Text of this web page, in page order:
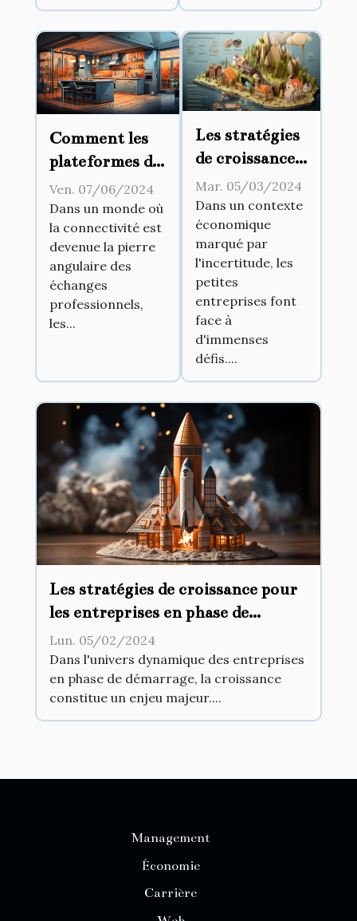
Comment les
plateformes de
mise en
relation
révolutionnent
le secteur de la
cuisine en
facilitant la
collaboration
Ven. 07/06/2024
Dans un monde où
la connectivité est
devenue la pierre
angulaire des
échanges
professionnels,
les...
Les stratégies
de croissance
pour les
petites
entreprises en
période de
récession
économique
Mar. 05/03/2024
Dans un contexte
économique
marqué par
l'incertitude, les
petites
entreprises font
face à
d'immenses
défis....
Les stratégies de croissance pour
les entreprises en phase de
démarrage
Lun. 05/02/2024
Dans l'univers dynamique des entreprises
en phase de démarrage, la croissance
constitue un enjeu majeur....
Management
Économie
Carrière